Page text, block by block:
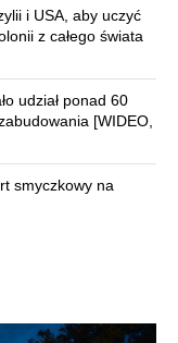
i USA, aby uczyć
z całego świata
udział ponad 60
[WIDEO,
smyczkowy na